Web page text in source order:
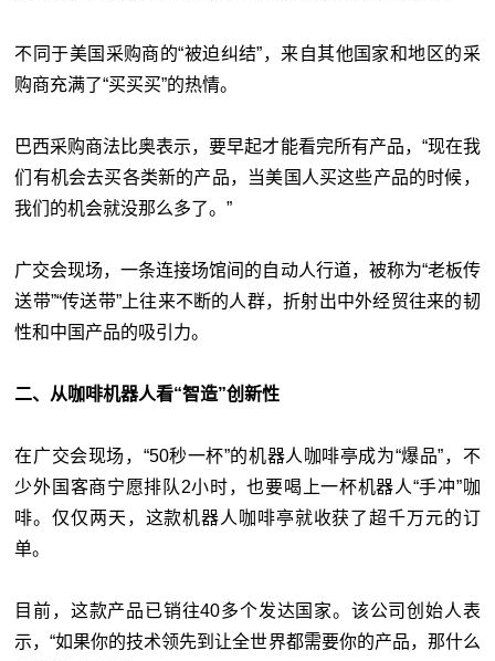
不同于美国采购商的“被迫纠结”，来自其他国家和地区的采
购商充满了“买买买”的热情。
巴西采购商法比奥表示，要早起才能看完所有产品，“现在我
们有机会去买各类新的产品，当美国人买这些产品的时候，
我们的机会就没那么多了。”
广交会现场，一条连接场馆间的自动人行道，被称为“老板传
送带”“传送带”上往来不断的人群，折射出中外经贸往来的韧
性和中国产品的吸引力。
二、从咖啡机器人看“智造”创新性
在广交会现场，“50秒一杯”的机器人咖啡亭成为“爆品”，不
少外国客商宁愿排队2小时，也要喝上一杯机器人“手冲”咖
啡。仅仅两天，这款机器人咖啡亭就收获了超千万元的订
单。
目前，这款产品已销往40多个发达国家。该公司创始人表
示，“如果你的技术领先到让全世界都需要你的产品，那什么